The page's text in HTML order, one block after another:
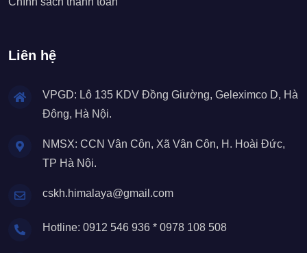
Liên hệ
VPGD: Lô 135 KDV Đồng Giường, Geleximco D, Hà
Đông, Hà Nội.
NMSX: CCN Vân Côn, Xã Vân Côn, H. Hoài Đức,
TP Hà Nội.
cskh.himalaya@gmail.com
Hotline: 0912 546 936 * 0978 108 508